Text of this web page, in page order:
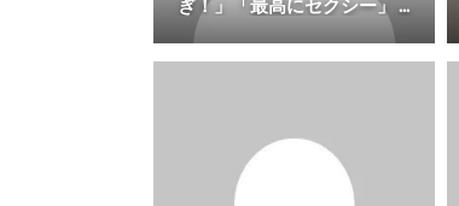
ぎ！」「最高にセクシー」 ...